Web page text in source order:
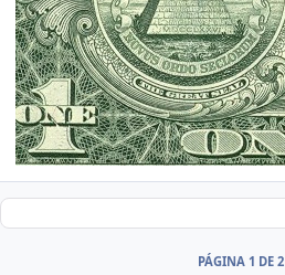
PÁGINA 1 DE 2